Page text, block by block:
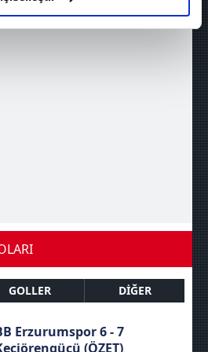
ve bu noktada,
karşılamak noktasında tek gelir
hatırlatmak isteriz.
bu çerezlere izin vermedikleri
reklamlar
sunabilmek için İnternet
kişilere ait çerezler
vasıtasıyla çeşitli kişisel
gerekli olan çerezler bilgi
amacıyla
sitemizin daha işlevsel
ve sizlere yönelik
yapılması, amaçlarıyla
dahilinde kullanılacaktır.
GOLLER DİĞER
Erzurumspor 6 - 7
(ÖZET)